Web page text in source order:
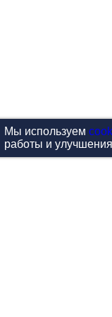
Мы используем
работы и